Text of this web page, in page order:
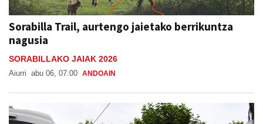
Sorabilla Trail, aurtengo jaietako berrikuntza
nagusia
SORABILLAKO JAIAK 2026
Aiurri abu 06, 07:00 ANDOAIN